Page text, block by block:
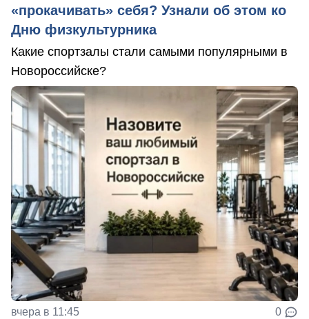
«прокачивать» себя? Узнали об этом ко
Дню физкультурника
Какие спортзалы стали самыми популярными в
Новороссийске?
вчера в 11:45 0